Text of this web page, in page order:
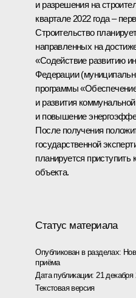
и разрешения на
квартале 2022 года –
Строительство
направленных на
«Содействие развитию
Федерации
программы
и развития
и повышение
После получения
государственной
планируется
объекта.
Статус материала
Опубликован в разделах:
приёма
Дата публикации: 21 декабря
Текстовая версия